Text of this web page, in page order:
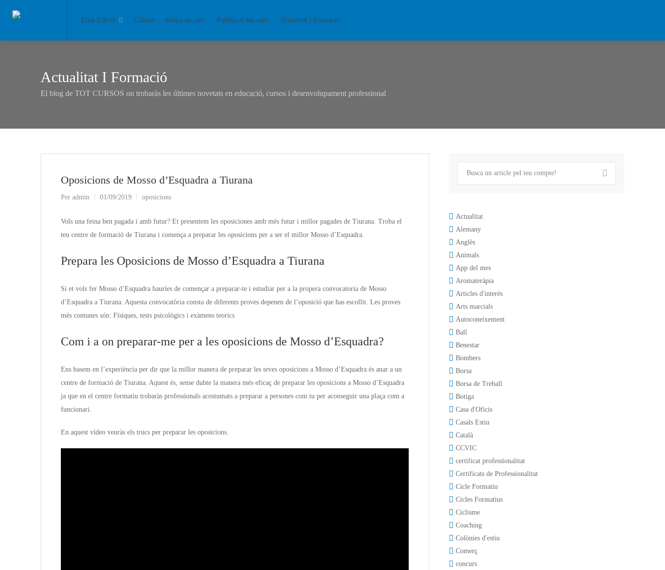
Triar Edició Cursos Busco un curs Publica el teu curs Actualitat i Formació
Actualitat I Formació
El blog de TOT CURSOS on trobaràs les últimes novetats en educació, cursos i desenvolupament professional
Oposicions de Mosso d’Esquadra a Tiurana
Per admin 01/09/2019 oposicions
Vols una feina ben pagada i amb futur? Et presentem les oposiciones amb més futur i millor pagades de Tiurana. Troba el
teu centre de formació de Tiurana i comença a preparar les oposicions per a ser el millor Mosso d’Esquadra.
Prepara les Oposicions de Mosso d’Esquadra a Tiurana
Si et vols fer Mosso d’Esquadra hauríes de començar a preparar-te i estudiar per a la propera convocatoria de Mosso
d’Esquadra a Tiurana. Aquesta convocatòria consta de diferents proves depenen de l’oposició que has escollit. Les proves
més comunes són: Físiques, tests psicològics i exàmens teorics
Com i a on preparar-me per a les oposicions de Mosso d’Esquadra?
Ens basem en l’experiència per dir que la millor manera de preparar les teves oposicions a Mosso d’Esquadra és anar a un
centre de formació de Tiurana. Aquest és, sense dubte la manera més eficaç de preparar les oposicions a Mosso d’Esquadra
ja que en el centre formatiu trobaràs professionals acostumats a preparar a persones com tu per aconseguir una plaça com a
funcionari.
En aquest vídeo veuràs els trucs per preparar les oposicions.
Actualitat
Alemany
Anglès
Animals
App del mes
Aromateràpia
Articles d'interès
Arts marcials
Autoconeixement
Ball
Benestar
Bombers
Borsa
Borsa de Treball
Botiga
Casa d'Oficis
Casals Estiu
Català
CCVIC
certificat professionalitat
Certificats de Professionalitat
Cicle Formatiu
Cicles Formatius
Ciclisme
Coaching
Colònies d'estiu
Comerç
concurs